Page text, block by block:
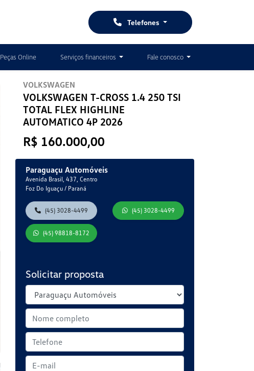
Telefones
Peças Online Serviços financeiros Fale conosco
VOLKSWAGEN
VOLKSWAGEN T-CROSS 1.4 250 TSI
TOTAL FLEX HIGHLINE
AUTOMATICO 4P 2026
R$ 160.000,00
Paraguaçu Automóveis
Avenida Brasil, 437, Centro
Foz Do Iguaçu / Paraná
(45) 3028-4499 (45) 3028-4499
(45) 98818-8172
Solicitar proposta